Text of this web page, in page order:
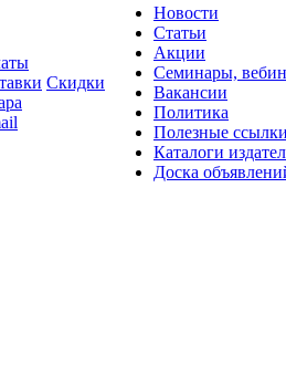
Скидки
Новости
Статьи
Акции
Семинары,
Вакансии
Политика
Полезные ссылки
Каталоги
Доска